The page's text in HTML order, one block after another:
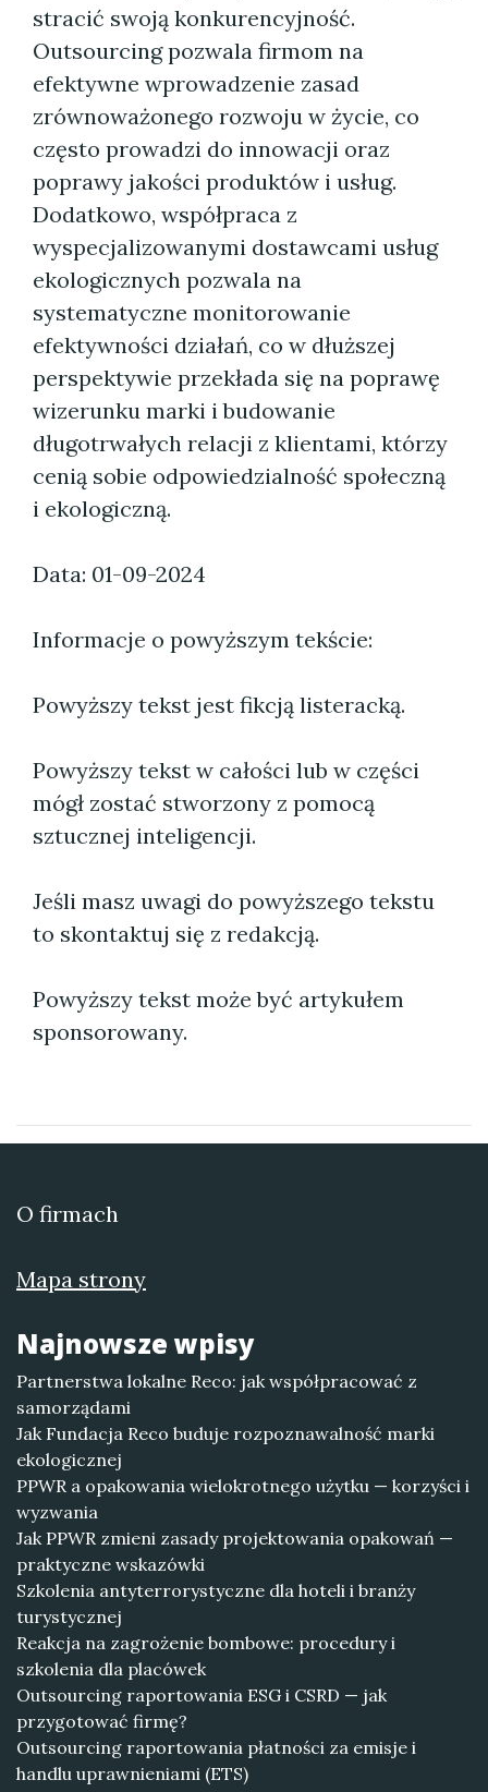
stracić swoją konkurencyjność.
Outsourcing pozwala firmom na
efektywne wprowadzenie zasad
zrównoważonego rozwoju w życie, co
często prowadzi do innowacji oraz
poprawy jakości produktów i usług.
Dodatkowo, współpraca z
wyspecjalizowanymi dostawcami usług
ekologicznych pozwala na
systematyczne monitorowanie
efektywności działań, co w dłuższej
perspektywie przekłada się na poprawę
wizerunku marki i budowanie
długotrwałych relacji z klientami, którzy
cenią sobie odpowiedzialność społeczną
i ekologiczną.
Data: 01-09-2024
Informacje o powyższym tekście:
Powyższy tekst jest fikcją listeracką.
Powyższy tekst w całości lub w części
mógł zostać stworzony z pomocą
sztucznej inteligencji.
Jeśli masz uwagi do powyższego tekstu
to skontaktuj się z redakcją.
Powyższy tekst może być artykułem
sponsorowany.
O firmach
Mapa strony
Najnowsze wpisy
Partnerstwa lokalne Reco: jak współpracować z
samorządami
Jak Fundacja Reco buduje rozpoznawalność marki
ekologicznej
PPWR a opakowania wielokrotnego użytku — korzyści i
wyzwania
Jak PPWR zmieni zasady projektowania opakowań —
praktyczne wskazówki
Szkolenia antyterrorystyczne dla hoteli i branży
turystycznej
Reakcja na zagrożenie bombowe: procedury i
szkolenia dla placówek
Outsourcing raportowania ESG i CSRD — jak
przygotować firmę?
Outsourcing raportowania płatności za emisje i
handlu uprawnieniami (ETS)